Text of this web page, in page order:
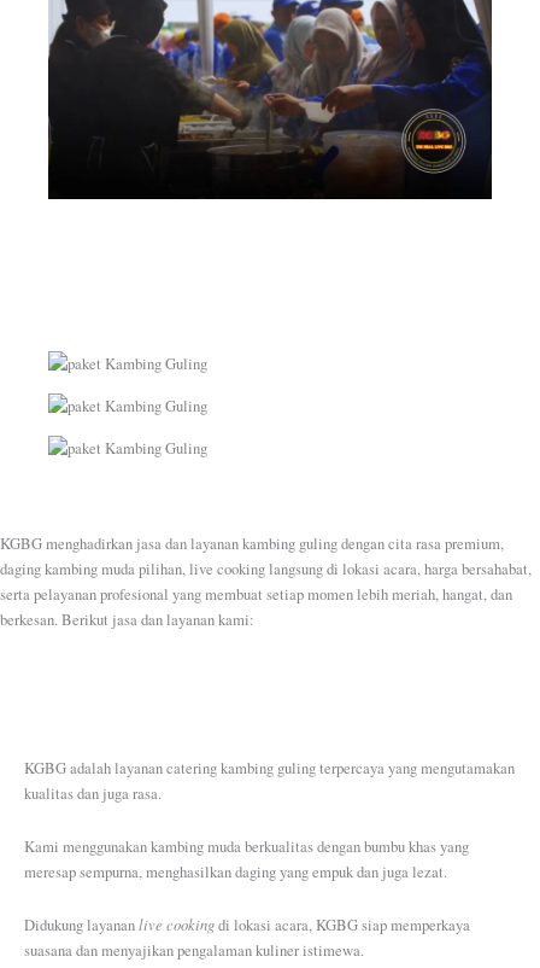
KGBG menghadirkan jasa dan layanan kambing guling dengan cita rasa premium,
daging kambing muda pilihan, live cooking langsung di lokasi acara, harga bersahabat,
serta pelayanan profesional yang membuat setiap momen lebih meriah, hangat, dan
berkesan. Berikut jasa dan layanan kami:
KGBG adalah layanan catering kambing guling terpercaya yang mengutamakan
kualitas dan juga rasa.
Kami menggunakan kambing muda berkualitas dengan bumbu khas yang
meresap sempurna, menghasilkan daging yang empuk dan juga lezat.
Didukung layananlive cookingdi lokasi acara, KGBG siap memperkaya
suasana dan menyajikan pengalaman kuliner istimewa.